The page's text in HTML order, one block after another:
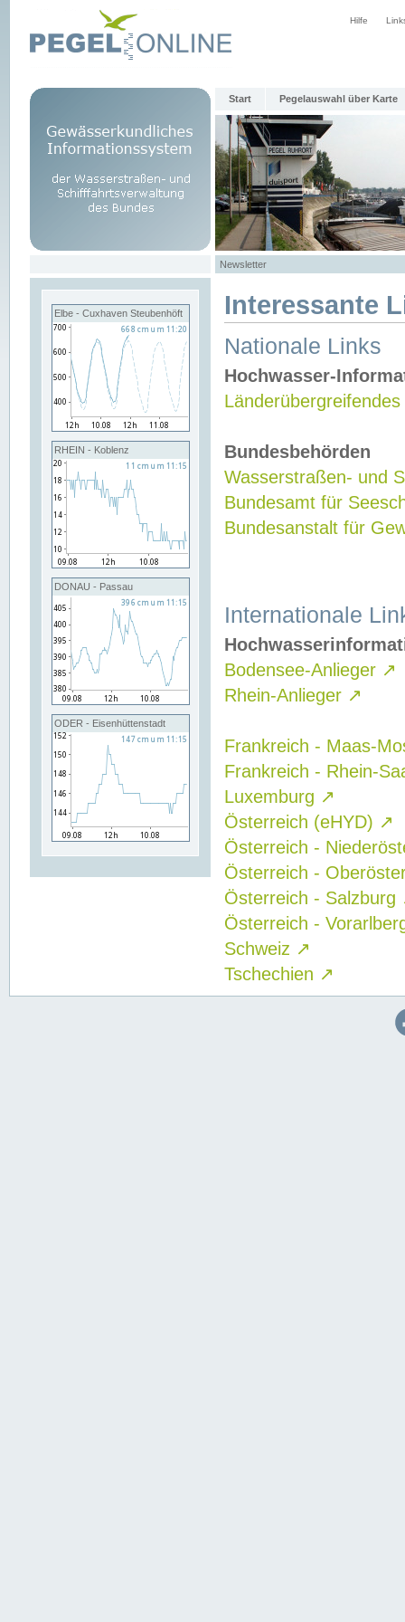
Hilfe
Start Pegelauswahl über Karte
Newsletter
Elbe - Cuxhaven Steubenhöft
RHEIN - Koblenz
DONAU - Passau
ODER - Eisenhüttenstadt
Interessante
Nationale Links
Hochwasser-
Bundesbehörden
Wasserstraßen- und
Bundesamt für
Bundesanstalt für
Internationale
Bodensee-Anlieger ↗
Rhein-Anlieger ↗
Frankreich - Maas-
Frankreich - Rhein-
Luxemburg ↗
Österreich (eHYD) ↗
Österreich -
Österreich -
Österreich - Salzburg
Österreich -
Schweiz ↗
Tschechien ↗